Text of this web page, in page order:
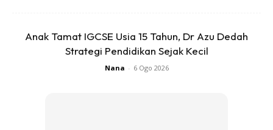
bertompok coklat atau darah, ini bermakna keputihan
telah berubah menjadi keputihan penyakit/patalogi.
Simptom sebegini memerlukan pemeriksaan doktor.
Anak Tamat IGCSE Usia 15 Tahun, Dr Azu Dedah
Strategi Pendidikan Sejak Kecil
Nana - 6 Ogo 2026